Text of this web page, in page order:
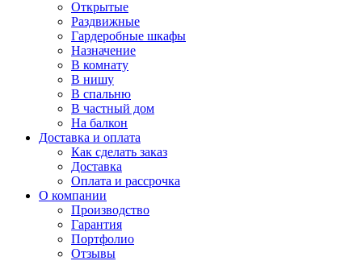
Открытые
Раздвижные
Гардеробные шкафы
Назначение
В комнату
В нишу
В спальню
В частный дом
На балкон
Доставка и оплата
Как сделать заказ
Доставка
Оплата и рассрочка
О компании
Производство
Гарантия
Портфолио
Отзывы